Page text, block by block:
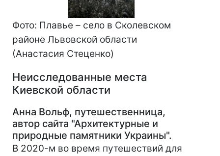
Фото: Плавье – село в Сколевском
районе Львовской области
(Анастасия Стеценко)
Неисследованные места
Киевской области
Анна Вольф, путешественница,
автор сайта "Архитектурные и
природные памятники Украины".
В 2020-м во время путешествий для